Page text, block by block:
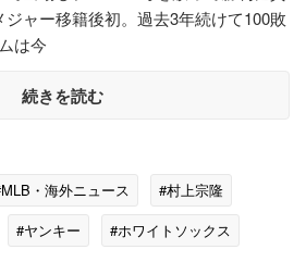
ャー移籍後初。過去3年続けて100敗
は今
続きを読む
・海外ニュース
#村上宗隆
#ヤンキー
#ホワイトソックス